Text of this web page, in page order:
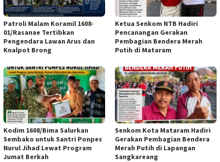
Patroli Malam Koramil 1608-
01/Rasanae Tertibkan
Pengendara Lawan Arus dan
Knalpot Brong
Ketua Senkom NTB Hadiri
Pencanangan Gerakan
Pembagian Bendera Merah
Putih di Mataram
Kodim 1608/Bima Salurkan
Sembako untuk Santri Ponpes
Nurul Jihad Lewat Program
Jumat Berkah
Senkom Kota Mataram Hadiri
Gerakan Pembagian Bendera
Merah Putih di Lapangan
Sangkareang